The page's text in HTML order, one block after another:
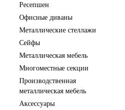
Ресепшен
Офисные диваны
Металлические стеллажи
Сейфы
Металлическая мебель
Многоместные секции
Производственная
металлическая мебель
Аксессуары